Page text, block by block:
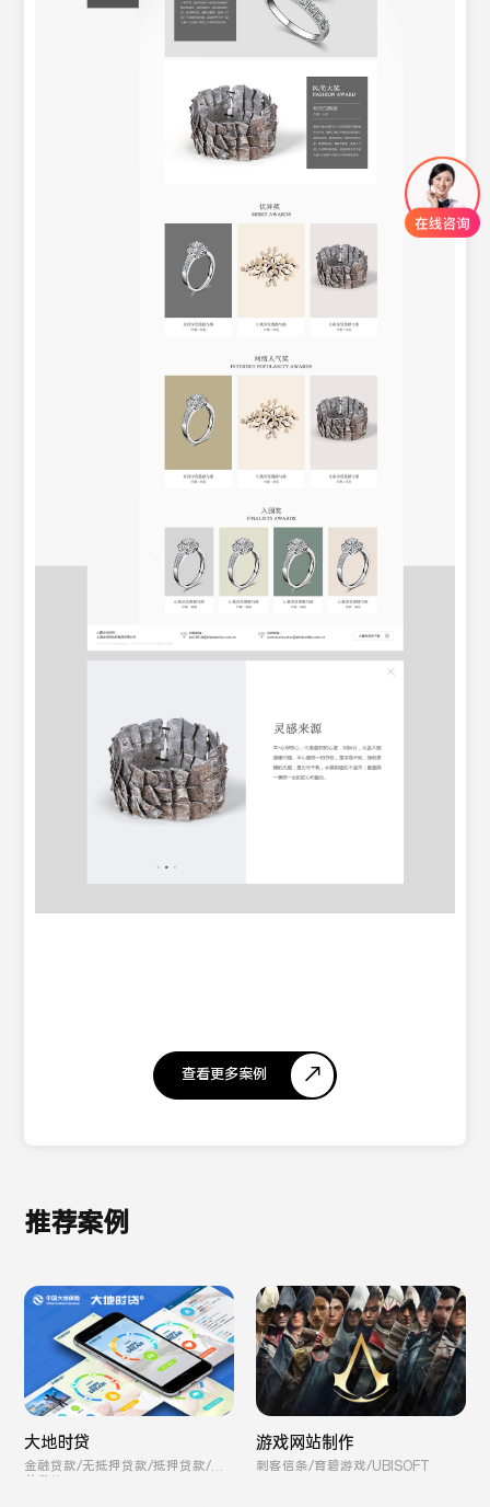
查看更多案例
推荐案例
大地时贷
金融贷款/无抵押贷款/抵押贷款/保
游戏网站制作
刺客信条/育碧游戏/UBISOFT